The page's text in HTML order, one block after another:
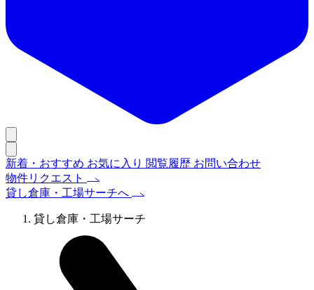
新着・おすすめ お気に入り 閲覧履歴 お問い合わせ
物件リクエスト
貸し倉庫・工場サーチへ
貸し倉庫・工場サーチ